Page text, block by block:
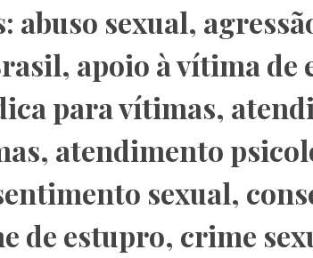
abuso sexual,
, apoio à vítima de
para vítimas,
, atendimento
sexual,
de estupro, crime